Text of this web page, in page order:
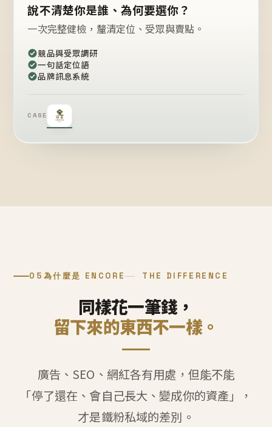
說不清楚你是誰、為何要選你？
一次完整健檢，釐清定位、受眾與賣點。
競品與受眾調研
一句話定位語
品牌訊息系統
CASE
05 為什麼是 ENCORE THE DIFFERENCE
同樣花一筆錢，
留下來的東西不一樣。
廣告、SEO、網紅各有用處，但能不能
「停了還在、會自己長大、變成你的資產」，
才是鐵粉私域的差別。